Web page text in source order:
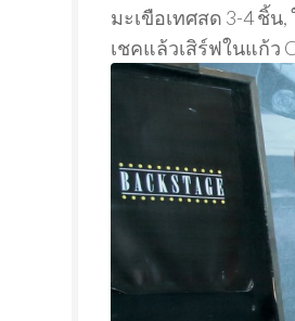
มะเขือเทศสด 3-4 ชิ้น
เชคแล้วเสิร์ฟในแก้ว